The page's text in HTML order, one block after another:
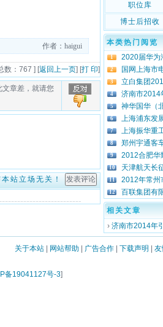
作者：haigui
数：767 ] [返回上一页] [打 印]
章差，就请您
站立场无关！
职位库
博士后招收
本类热门阅览
1 2020届华为
2 国网上海市
3 立白集团
4 济南市2014
5 神华国华（
6 上海浦东发
7 上海振华重
8 郑州宇通客
9 2012合肥华
10 天津航天长
11 2012年常州
12 百联集团有
相关文章
› 济南市2014年
关于本站 网站帮助 广告合作 下载声明
备19041127号-3]